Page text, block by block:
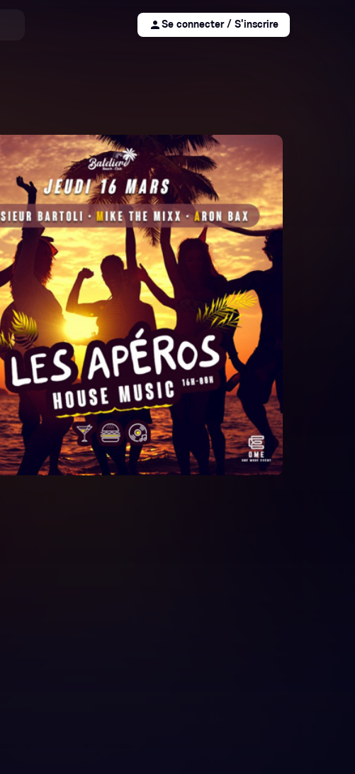
person Se connecter / S'inscrire